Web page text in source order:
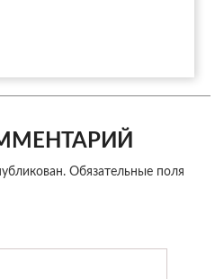
Обязательные поля